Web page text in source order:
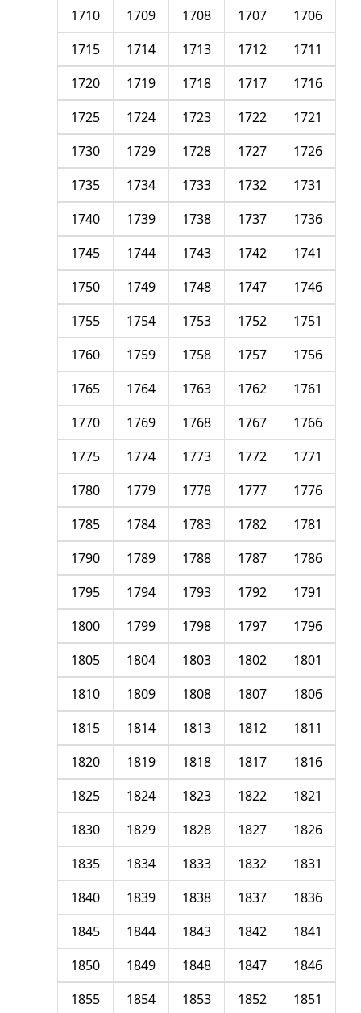
1706
1707
1708
1709
1710
1711
1712
1713
1714
1715
1716
1717
1718
1719
1720
1721
1722
1723
1724
1725
1726
1727
1728
1729
1730
1731
1732
1733
1734
1735
1736
1737
1738
1739
1740
1741
1742
1743
1744
1745
1746
1747
1748
1749
1750
1751
1752
1753
1754
1755
1756
1757
1758
1759
1760
1761
1762
1763
1764
1765
1766
1767
1768
1769
1770
1771
1772
1773
1774
1775
1776
1777
1778
1779
1780
1781
1782
1783
1784
1785
1786
1787
1788
1789
1790
1791
1792
1793
1794
1795
1796
1797
1798
1799
1800
1801
1802
1803
1804
1805
1806
1807
1808
1809
1810
1811
1812
1813
1814
1815
1816
1817
1818
1819
1820
1821
1822
1823
1824
1825
1826
1827
1828
1829
1830
1831
1832
1833
1834
1835
1836
1837
1838
1839
1840
1841
1842
1843
1844
1845
1846
1847
1848
1849
1850
1851
1852
1853
1854
1855